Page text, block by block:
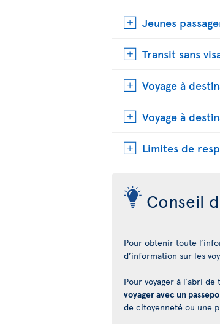
Jeunes
Transit sans
Voyage à
Voyage à
Limites de
Conseil
Pour obtenir toute
d’information sur les
Pour voyager à l’abri
voyager avec un
de citoyenneté ou une